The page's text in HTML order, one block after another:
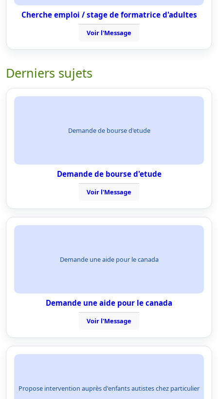
Cherche emploi / stage de formatrice d'adultes
Voir l'Message
Derniers sujets
Demande de bourse d'etude
Demande de bourse d'etude
Voir l'Message
Demande une aide pour le canada
Demande une aide pour le canada
Voir l'Message
Propose intervention auprès d'enfants autistes chez particulier